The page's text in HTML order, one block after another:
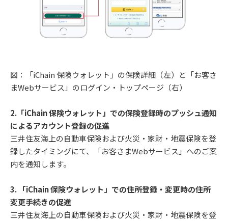
図：「iChain 保険ウォレット」の保険詳細（左）と「お客さ
まWebサービス」のログイン・トップページ（右）
2.「iChain 保険ウォレット」での保険登録時のプッシュ通知
によるアカウント登録の促進
三井住友海上の⾃動⾞保険および⽕災・家財・地震保険を登
録したタイミングにて、「お客さまWebサービス」へのご案
内を通知します。
3. 「iChain 保険ウォレット」での住所登録・変更時の住所
変更⼿続きの促進
三井住友海上の⾃動⾞保険および⽕災・家財・地震保険を登